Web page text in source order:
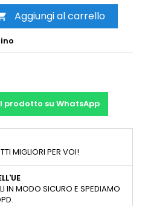
Aggiungi al carrello
prodotto su WhatsApp
MIGLIORI PER VOI!
IN MODO SICURO E SPEDIAMO